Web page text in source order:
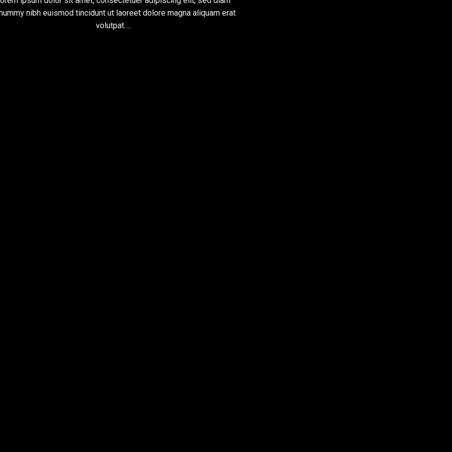
nibh euismod tincidunt ut laoreet dolore magna aliquam erat
volutpat….